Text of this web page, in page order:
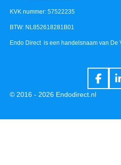
KVK nummer: 57522235
BTW: NL852618281B01
Endo Direct is een handelsnaam van De
F
© 2016 - 2026 Endodirect.nl